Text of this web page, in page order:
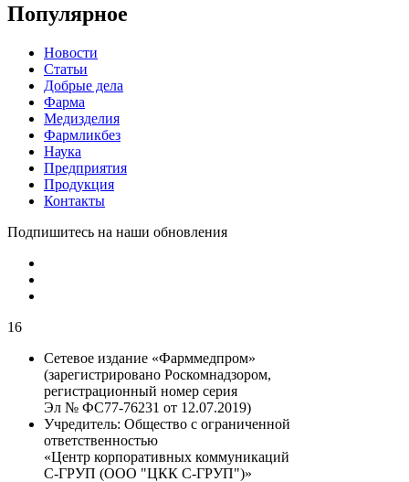
Популярное
Новости
Статьи
Добрые дела
Фарма
Медизделия
Фармликбез
Наука
Предприятия
Продукция
Контакты
Подпишитесь на наши обновления
16
Сетевое издание «Фарммедпром»
(зарегистрировано Роскомнадзором,
регистрационный номер серия
Эл № ФС77-76231 от 12.07.2019)
Учредитель: Общество с ограниченной
ответственностью
«Центр корпоративных коммуникаций
С-ГРУП (ООО "ЦКК С-ГРУП")»